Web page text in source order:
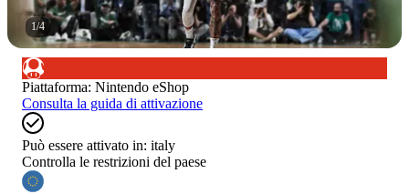
1/4
Piattaforma: Nintendo eShop
Consulta la guida di attivazione
Può essere attivato in: italy
Controlla le restrizioni del paese